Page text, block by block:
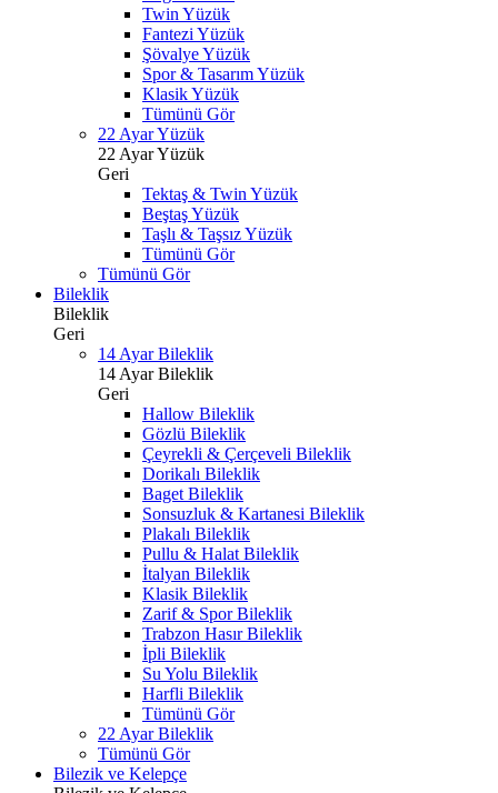
Twin Yüzük
Fantezi Yüzük
Şövalye Yüzük
Spor & Tasarım Yüzük
Klasik Yüzük
Tümünü Gör
22 Ayar Yüzük
22 Ayar Yüzük
Geri
Tektaş & Twin Yüzük
Beştaş Yüzük
Taşlı & Taşsız Yüzük
Tümünü Gör
Tümünü Gör
Bileklik
Bileklik
Geri
14 Ayar Bileklik
14 Ayar Bileklik
Geri
Hallow Bileklik
Gözlü Bileklik
Çeyrekli & Çerçeveli Bileklik
Dorikalı Bileklik
Baget Bileklik
Sonsuzluk & Kartanesi Bileklik
Plakalı Bileklik
Pullu & Halat Bileklik
İtalyan Bileklik
Klasik Bileklik
Zarif & Spor Bileklik
Trabzon Hasır Bileklik
İpli Bileklik
Su Yolu Bileklik
Harfli Bileklik
Tümünü Gör
22 Ayar Bileklik
Tümünü Gör
Bilezik ve Kelepçe